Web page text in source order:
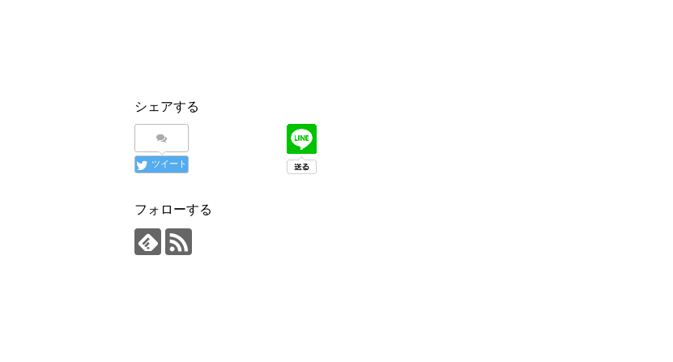
シェアする
ツイート
フォローする